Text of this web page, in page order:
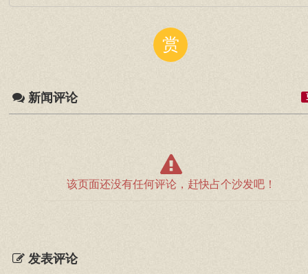
赏
新闻评论
该页面还没有任何评论，赶快占个沙发吧！
发表评论